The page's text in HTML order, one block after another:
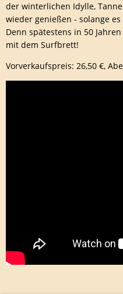
der winterlichen Idylle,
wieder genießen - solange
Denn spätestens in 50
mit dem Surfbrett!
Vorverkaufspreis: 26,50 €,